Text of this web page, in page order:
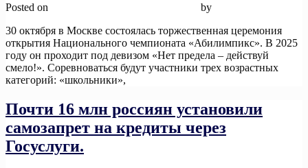
Posted on by
30 октября в Москве состоялась торжественная церемония
открытия Национального чемпионата «Абилимпикс». В 2025
году он проходит под девизом «Нет предела – действуй
смело!». Соревноваться будут участники трех возрастных
категорий: «школьники»,
Почти 16 млн россиян установили
самозапрет на кредиты через
Госуслуги.